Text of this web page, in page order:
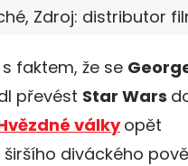
Zdroj: distributor
faktem, že se
převést Star Wars
války opět
diváckého